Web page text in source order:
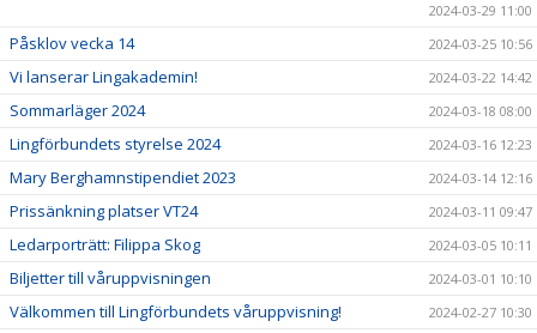
2024-03-29 11:00
Påsklov vecka 14 2024-03-25 10:56
Vi lanserar Lingakademin! 2024-03-22 14:42
Sommarläger 2024 2024-03-18 08:00
Lingförbundets styrelse 2024 2024-03-16 12:23
Mary Berghamnstipendiet 2023 2024-03-14 12:16
Prissänkning platser VT24 2024-03-11 09:47
Ledarporträtt: Filippa Skog 2024-03-05 10:11
Biljetter till våruppvisningen 2024-03-01 10:10
Välkommen till Lingförbundets våruppvisning! 2024-02-27 10:30